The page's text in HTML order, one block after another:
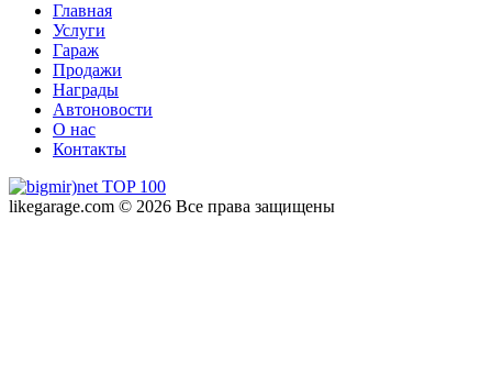
Главная
Услуги
Гараж
Продажи
Награды
Автоновости
О нас
Контакты
likegarage.com © 2026 Все права защищены